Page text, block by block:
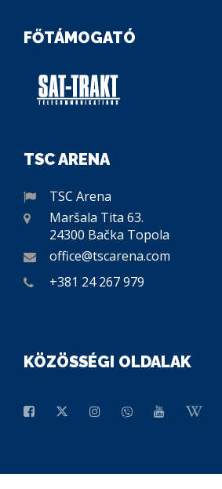
FŐTÁMOGATÓ
TSC ARENA
TSC Arena
Maršala Tita 63.
24300 Bačka Topola
office@tscarena.com
+381 24 267 979
KÖZÖSSÉGI OLDALAK